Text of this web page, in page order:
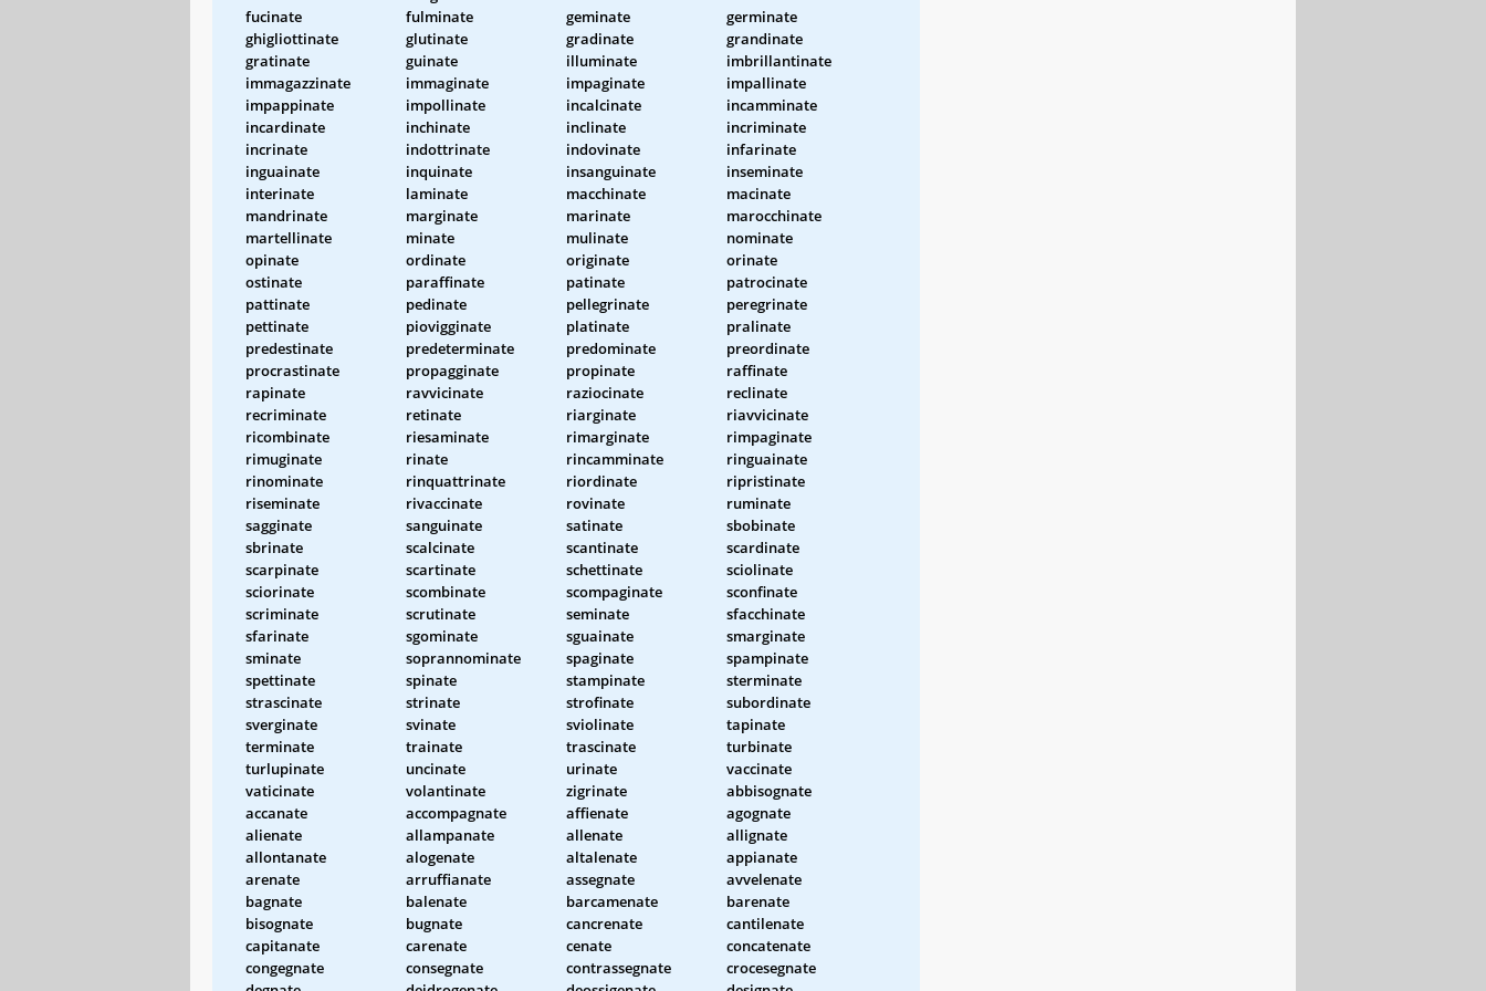
fucinate
fulminate geminate
germinate
ghigliottinate
glutinate gradinate
grandinate
gratinate
guinate illuminate
imbrillantinate
immagazzinate
immaginate impaginate
impallinate
impappinate
impollinate incalcinate
incamminate
incardinate
inchinate inclinate
incriminate
incrinate
indottrinate indovinate
infarinate
inguainate
inquinate insanguinate
inseminate
interinate
laminate macchinate
macinate
mandrinate
marginate marinate
marocchinate
martellinate
minate mulinate
nominate
opinate
ordinate originate
orinate
ostinate
paraffinate patinate
patrocinate
pattinate
pedinate pellegrinate
peregrinate
pettinate
piovigginate platinate
pralinate
predestinate
predeterminate predominate
preordinate
procrastinate
propagginate propinate
raffinate
rapinate
ravvicinate raziocinate
reclinate
recriminate
retinate riarginate
riavvicinate
ricombinate
riesaminate rimarginate
rimpaginate
rimuginate
rinate rincamminate
ringuainate
rinominate
rinquattrinate riordinate
ripristinate
riseminate
rivaccinate rovinate
ruminate
sagginate
sanguinate satinate
sbobinate
sbrinate
scalcinate scantinate
scardinate
scarpinate
scartinate schettinate
sciolinate
sciorinate
scombinate scompaginate
sconfinate
scriminate
scrutinate seminate
sfacchinate
sfarinate
sgominate sguainate
smarginate
sminate
soprannominate spaginate
spampinate
spettinate
spinate stampinate
sterminate
strascinate
strinate strofinate
subordinate
sverginate
svinate sviolinate
tapinate
terminate
trainate trascinate
turbinate
turlupinate
uncinate urinate
vaccinate
vaticinate
volantinate zigrinate
abbisognate
accanate
accompagnate affienate
agognate
alienate
allampanate allenate
allignate
allontanate
alogenate altalenate
appianate
arenate
arruffianate assegnate
avvelenate
bagnate
balenate barcamenate
barenate
bisognate
bugnate cancrenate
cantilenate
capitanate
carenate cenate
concatenate
congegnate
consegnate contrassegnate
crocesegnate